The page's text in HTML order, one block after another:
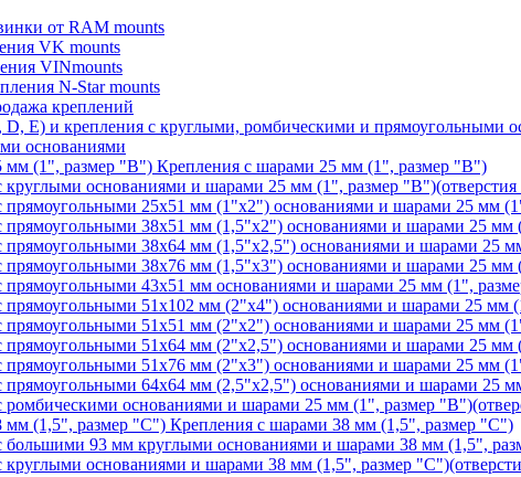
от RAM mounts
VK mounts
VINmounts
N-Star mounts
креплений
основаниями
Крепления с шарами 25 мм (1", размер "B")
основаниями и шарами 25 мм (1", размер
25х51 мм (1"х2") основаниями и шарами 25 мм
38х51 мм (1,5"х2") основаниями и шарами 25 мм
38х64 мм (1,5"х2,5") основаниями и шарами 25
38х76 мм (1,5"х3") основаниями и шарами 25 мм
43x51 мм основаниями и шарами 25 мм (1",
51х102 мм (2"х4") основаниями и шарами 25 мм
51х51 мм (2"х2") основаниями и шарами 25 мм
51х64 мм (2"х2,5") основаниями и шарами 25 мм
51х76 мм (2"х3") основаниями и шарами 25 мм
64х64 мм (2,5"х2,5") основаниями и шарами 25
основаниями и шарами 25 мм (1", размер
Крепления с шарами 38 мм (1,5", размер "C")
93 мм круглыми основаниями и шарами 38 мм (1,5",
основаниями и шарами 38 мм (1,5", размер